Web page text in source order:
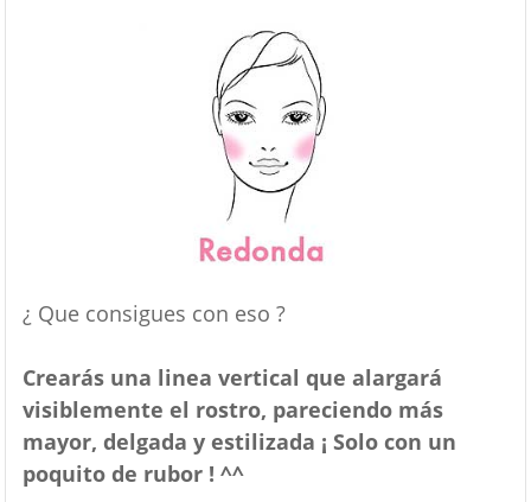
¿ Que consigues con eso ?
Crearás una linea vertical que alargará
visiblemente el rostro, pareciendo más
mayor, delgada y estilizada ¡ Solo con un
poquito de rubor ! ^^